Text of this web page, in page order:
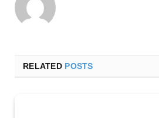
RELATED POSTS